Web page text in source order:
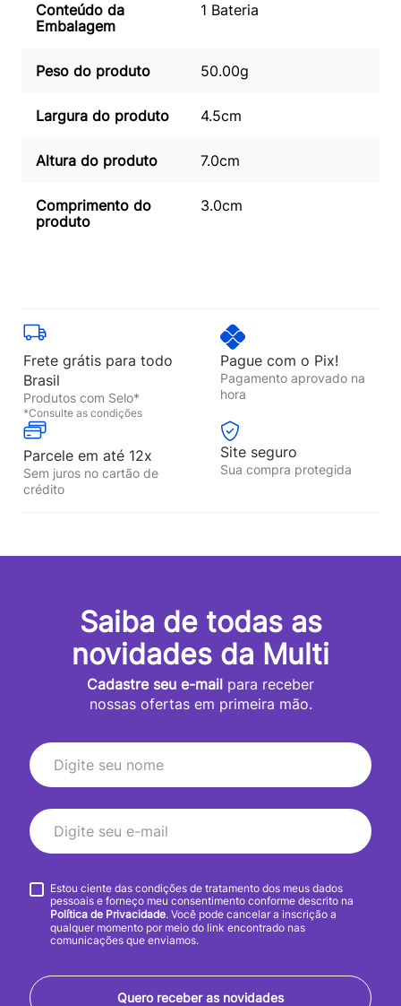
Conteúdo da
Embalagem
1 Bateria
Peso do produto 50.00g
Largura do produto 4.5cm
Altura do produto 7.0cm
Comprimento do
produto
3.0cm
Frete grátis para todo
Brasil
Produtos com Selo*
*Consulte as condições
Pague com o Pix!
Pagamento aprovado na
hora
Parcele em até 12x
Sem juros no cartão de
crédito
Site seguro
Sua compra protegida
Saiba de todas as
novidades da Multi
Cadastre seu e-mail para receber
nossas ofertas em primeira mão.
Quero receber as novidades
Estou ciente das condições de tratamento dos meus dados
pessoais e forneço meu consentimento conforme descrito na
Política de Privacidade. Você pode cancelar a inscrição a
qualquer momento por meio do link encontrado nas
comunicações que enviamos.